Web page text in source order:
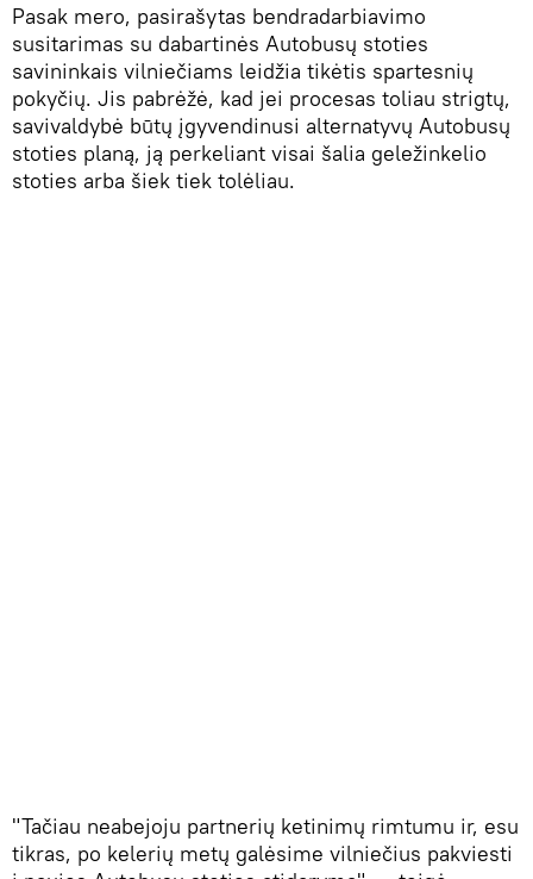
Pasak mero, pasirašytas bendradarbiavimo
susitarimas su dabartinės Autobusų stoties
savininkais vilniečiams leidžia tikėtis spartesnių
pokyčių. Jis pabrėžė, kad jei procesas toliau strigtų,
savivaldybė būtų įgyvendinusi alternatyvų Autobusų
stoties planą, ją perkeliant visai šalia geležinkelio
stoties arba šiek tiek tolėliau.
"Tačiau neabejoju partnerių ketinimų rimtumu ir, esu
tikras, po kelerių metų galėsime vilniečius pakviesti